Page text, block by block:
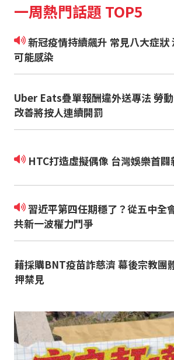
一周熱門話題 TOP5
新冠疫情持續飆升 常見八大症狀 沒發燒也
可能感染
Uber Eats疊單報酬違外送專法 勞
改善將按人連續開罰
HTC打造虛擬偶像 台灣娛樂首闢
習近平第四任期穩了？從五中全會解析中
共新一波權力鬥爭
藉採購BNT疫苗詐慈濟 幕後宗教團
押禁見